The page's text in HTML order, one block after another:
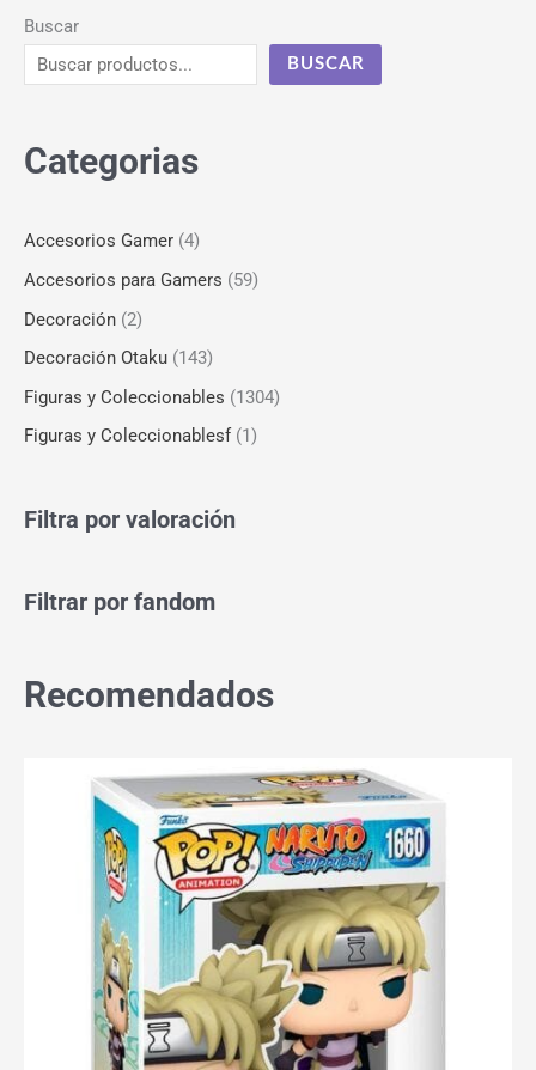
Buscar
BUSCAR
Categorias
Accesorios Gamer (4)
Accesorios para Gamers (59)
Decoración (2)
Decoración Otaku (143)
Figuras y Coleccionables (1304)
Figuras y Coleccionablesf (1)
Filtra por valoración
Filtrar por fandom
Recomendados